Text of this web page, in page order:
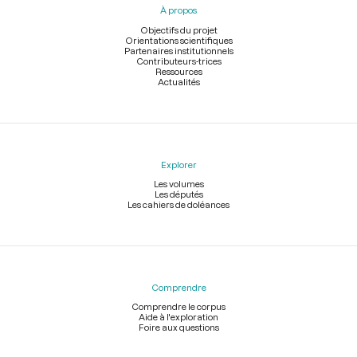
À propos
Objectifs du projet
Orientations scientifiques
Partenaires institutionnels
Contributeurs-trices
Ressources
Actualités
Explorer
Les volumes
Les députés
Les cahiers de doléances
Comprendre
Comprendre le corpus
Aide à l'exploration
Foire aux questions